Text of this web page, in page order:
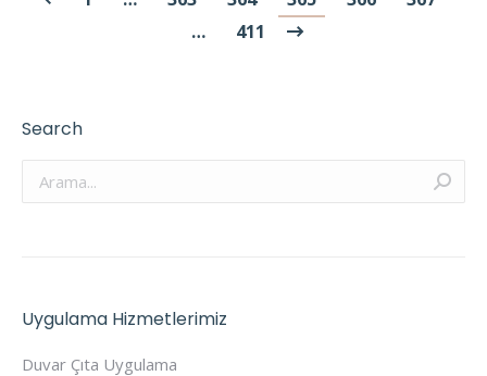
…
411
Search
Arama:
Uygulama Hizmetlerimiz
Duvar Çıta Uygulama